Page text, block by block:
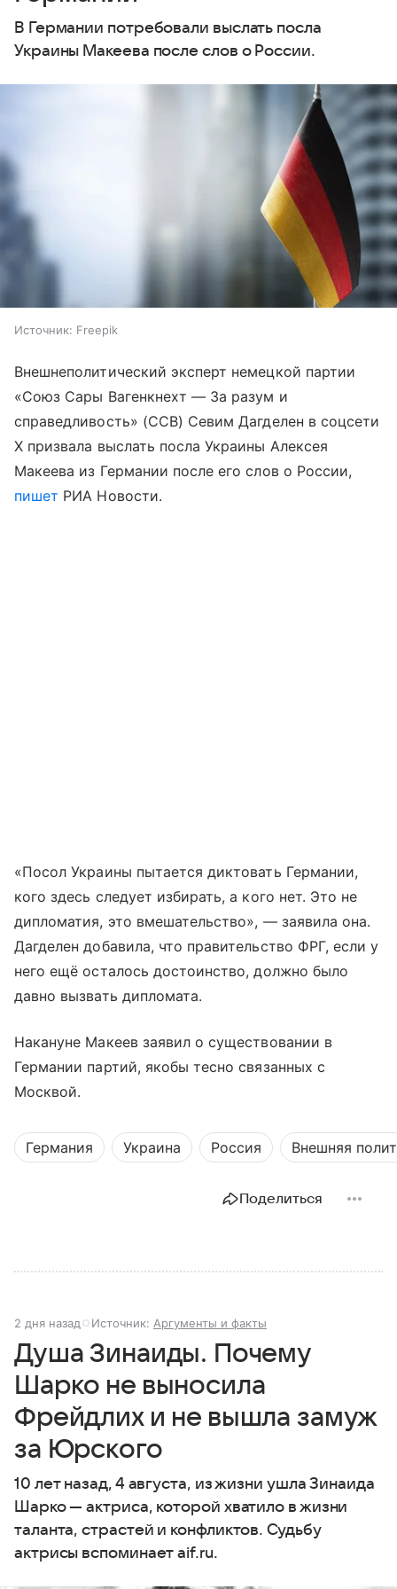
В Германии потребовали выслать посла
Украины Макеева после слов о России.
Источник: Freepik
Внешнеполитический эксперт немецкой партии
«Союз Сары Вагенкнехт — За разум и
справедливость» (ССВ) Севим Дагделен в соцсети
X призвала выслать посла Украины Алексея
Макеева из Германии после его слов о России,
пишет РИА Новости.
«Посол Украины пытается диктовать Германии,
кого здесь следует избирать, а кого нет. Это не
дипломатия, это вмешательство», — заявила она.
Дагделен добавила, что правительство ФРГ, если у
него ещё осталось достоинство, должно было
давно вызвать дипломата.
Накануне Макеев заявил о существовании в
Германии партий, якобы тесно связанных с
Москвой.
Германия Украина Россия Внешняя
Поделиться
2 дня назад Источник: Аргументы и факты
Душа Зинаиды. Почему
Шарко не выносила
Фрейдлих и не вышла замуж
за Юрского
10 лет назад, 4 августа, из жизни ушла Зинаида
Шарко — актриса, которой хватило в жизни
таланта, страстей и конфликтов. Судьбу
актрисы вспоминает aif.ru.